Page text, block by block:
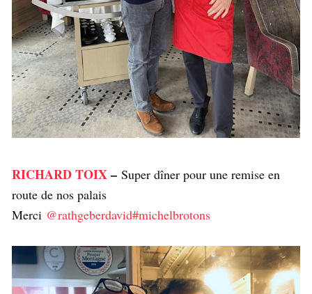
RICHARD TOIX– Super dîner pour une remise en
route de nos palais
Merci @rathgeberdavid#michelbrotons